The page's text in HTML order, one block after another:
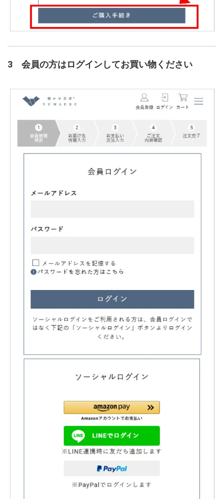
3 会員の方はログインしてお買い物ください